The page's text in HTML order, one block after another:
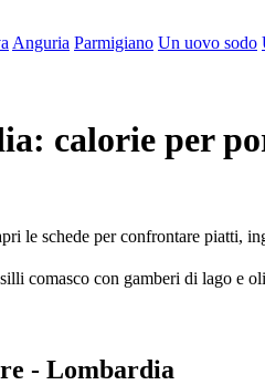
Anguria Parmigiano Un uovo sodo
calorie per
le schede per confrontare piatti,
comasco con gamberi di lago
- Lombardia